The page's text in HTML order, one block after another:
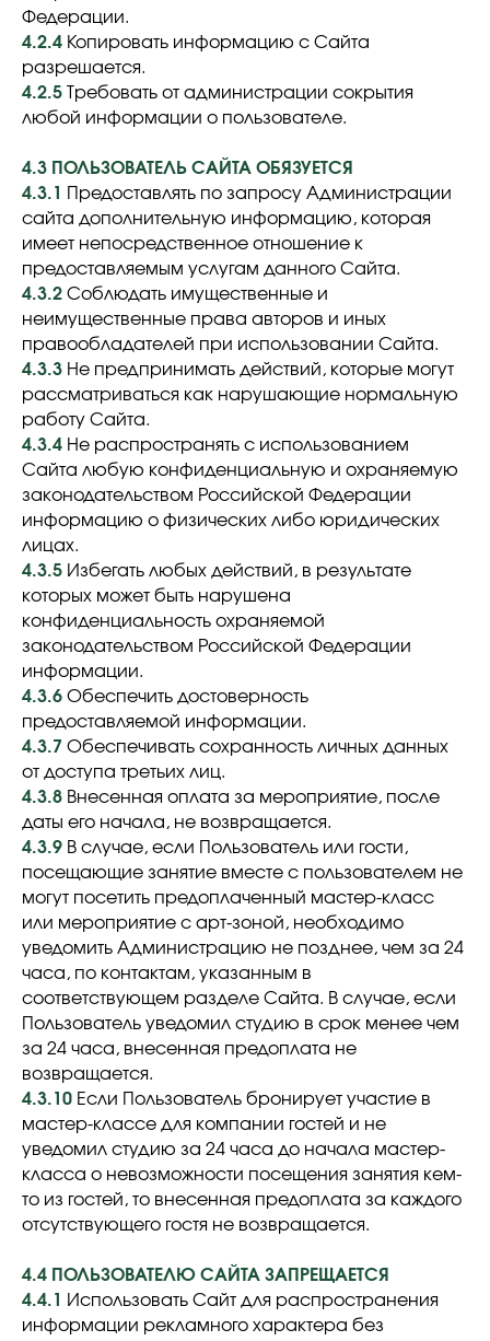
Федерации.
4.2.4 Копировать информацию с Сайта
разрешается.
4.2.5 Требовать от администрации сокрытия
любой информации о пользователе.
4.3 ПОЛЬЗОВАТЕЛЬ САЙТА ОБЯЗУЕТСЯ
4.3.1
Предоставлять по запросу Администрации
сайта дополнительную информацию, которая
имеет непосредственное отношение к
предоставляемым услугам данного Сайта.
4.3.2 Соблюдать имущественные и
неимущественные права авторов и иных
правообладателей при использовании Сайта.
4.3.3 Не предпринимать действий, которые могут
рассматриваться как нарушающие нормальную
работу Сайта.
4.3.4 Не распространять с использованием
Сайта любую конфиденциальную и охраняемую
законодательством Российской Федерации
информацию о физических либо юридических
лицах.
4.3.5 Избегать любых действий, в результате
которых может быть нарушена
конфиденциальность охраняемой
законодательством Российской Федерации
информации.
4.3.6 Обеспечить достоверность
предоставляемой информации.
4.3.7 Обеспечивать сохранность личных данных
от доступа третьих лиц.
4.3.8 Внесенная оплата за мероприятие, после
даты его начала, не возвращается.
4.3.9 В случае, если Пользователь или гости,
посещающие занятие вместе с пользователем не
могут посетить предоплаченный мастер-класс
или мероприятие с арт-зоной, необходимо
уведомить Администрацию не позднее, чем за 24
часа, по контактам, указанным в
соответствующем разделе Сайта. В случае, если
Пользователь уведомил студию в срок менее чем
за 24 часа, внесенная предоплата не
возвращается.
4.3.10 Если Пользователь бронирует участие в
мастер-классе для компании гостей и не
уведомил студию за 24 часа до начала мастер-
класса о невозможности посещения занятия кем-
то из гостей, то внесенная предоплата за каждого
отсутствующего гостя не возвращается.
4.4 ПОЛЬЗОВАТЕЛЮ САЙТА ЗАПРЕЩАЕТСЯ
4.4.1
Использовать Сайт для распространения
информации рекламного характера без